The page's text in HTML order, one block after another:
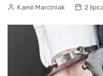
Kamil Marciniak 2